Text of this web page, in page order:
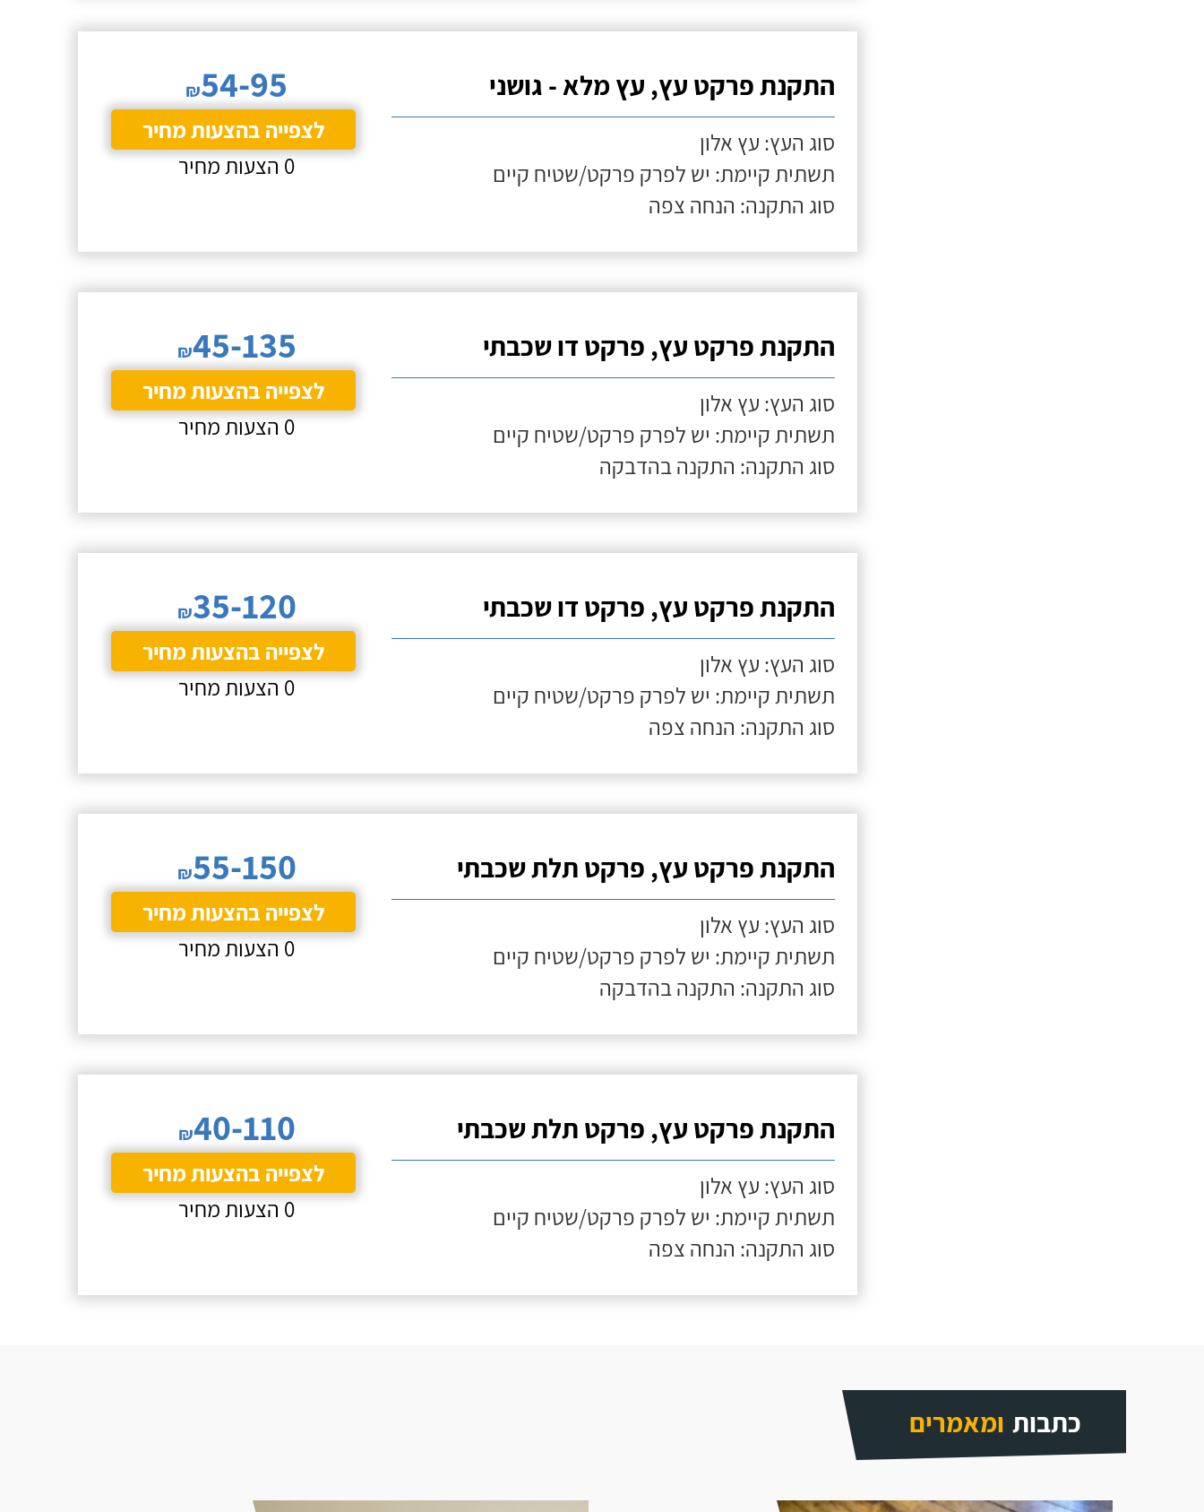
התקנת פרקט עץ, עץ מלא - גושני
סוג העץ: עץ אלון
תשתית קיימת: יש לפרק פרקט/שטיח קיים
סוג התקנה: הנחה צפה
₪54-95
לצפייה בהצעות מחיר
0 הצעות מחיר
התקנת פרקט עץ, פרקט דו שכבתי
סוג העץ: עץ אלון
תשתית קיימת: יש לפרק פרקט/שטיח קיים
סוג התקנה: התקנה בהדבקה
₪45-135
לצפייה בהצעות מחיר
0 הצעות מחיר
התקנת פרקט עץ, פרקט דו שכבתי
סוג העץ: עץ אלון
תשתית קיימת: יש לפרק פרקט/שטיח קיים
סוג התקנה: הנחה צפה
₪35-120
לצפייה בהצעות מחיר
0 הצעות מחיר
התקנת פרקט עץ, פרקט תלת שכבתי
סוג העץ: עץ אלון
תשתית קיימת: יש לפרק פרקט/שטיח קיים
סוג התקנה: התקנה בהדבקה
₪55-150
לצפייה בהצעות מחיר
0 הצעות מחיר
התקנת פרקט עץ, פרקט תלת שכבתי
סוג העץ: עץ אלון
תשתית קיימת: יש לפרק פרקט/שטיח קיים
סוג התקנה: הנחה צפה
₪40-110
לצפייה בהצעות מחיר
0 הצעות מחיר
כתבות ומאמרים